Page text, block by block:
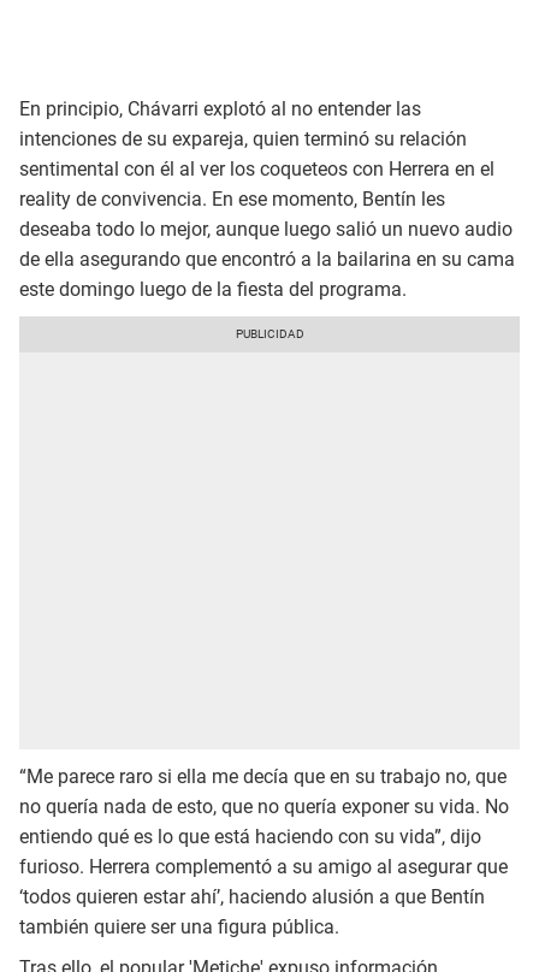
En principio, Chávarri explotó al no entender las
intenciones de su expareja, quien terminó su relación
sentimental con él al ver los coqueteos con Herrera en el
reality de convivencia. En ese momento, Bentín les
deseaba todo lo mejor, aunque luego salió un nuevo audio
de ella asegurando que encontró a la bailarina en su cama
este domingo luego de la fiesta del programa.
“Me parece raro si ella me decía que en su trabajo no, que
no quería nada de esto, que no quería exponer su vida. No
entiendo qué es lo que está haciendo con su vida”, dijo
furioso. Herrera complementó a su amigo al asegurar que
‘todos quieren estar ahí’, haciendo alusión a que Bentín
también quiere ser una figura pública.